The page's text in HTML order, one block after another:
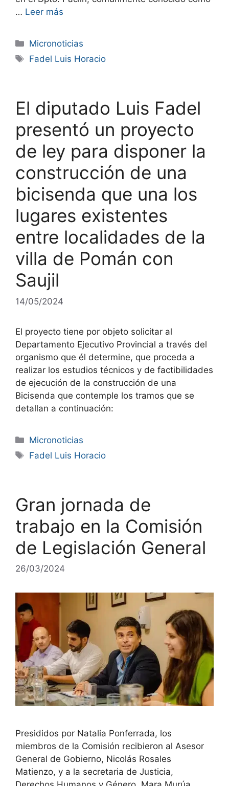
… Leer más
Micronoticias
Fadel Luis Horacio
El diputado Luis Fadel
presentó un proyecto
de ley para disponer la
construcción de una
bicisenda que una los
lugares existentes
entre localidades de la
villa de Pomán con
Saujil
14/05/2024
El proyecto tiene por objeto solicitar al
Departamento Ejecutivo Provincial a través del
organismo que él determine, que proceda a
realizar los estudios técnicos y de factibilidades
de ejecución de la construcción de una
Bicisenda que contemple los tramos que se
detallan a continuación:
Micronoticias
Fadel Luis Horacio
Gran jornada de
trabajo en la Comisión
de Legislación General
26/03/2024
Presididos por Natalia Ponferrada, los
miembros de la Comisión recibieron al Asesor
General de Gobierno, Nicolás Rosales
Matienzo, y a la secretaria de Justicia,